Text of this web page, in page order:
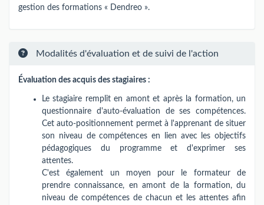
gestion des formations « Dendreo ».
Modalités d'évaluation et de suivi de l'action
Évaluation des acquis des stagiaires :
Le stagiaire remplit en amont et après la formation, un
questionnaire d'auto-évaluation de ses compétences.
Cet auto-positionnement permet à l'apprenant de situer
son niveau de compétences en lien avec les objectifs
pédagogiques du programme et d'exprimer ses
attentes.
C'est également un moyen pour le formateur de
prendre connaissance, en amont de la formation, du
niveau de compétences de chacun et les attentes afin